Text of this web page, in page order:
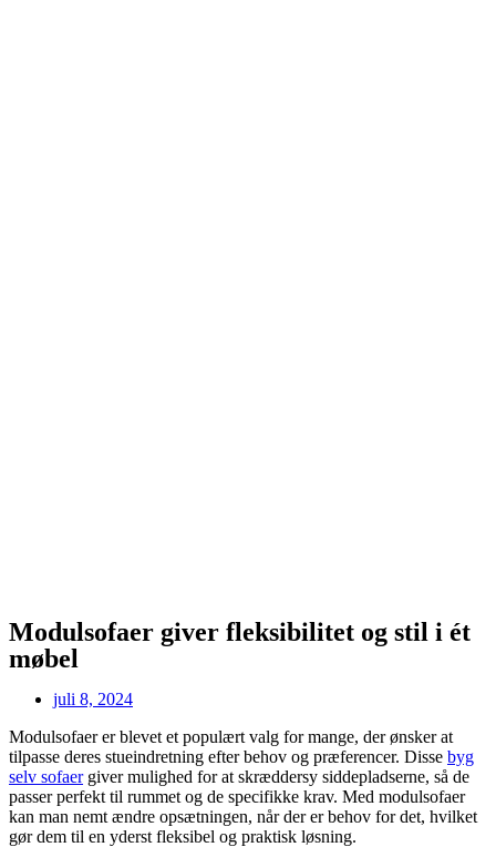
Modulsofaer giver fleksibilitet og stil i ét
møbel
juli 8, 2024
Modulsofaer er blevet et populært valg for mange, der ønsker at
tilpasse deres stueindretning efter behov og præferencer. Disse byg
selv sofaergiver mulighed for at skræddersy siddepladserne, så de
passer perfekt til rummet og de specifikke krav. Med modulsofaer
kan man nemt ændre opsætningen, når der er behov for det, hvilket
gør dem til en yderst fleksibel og praktisk løsning.